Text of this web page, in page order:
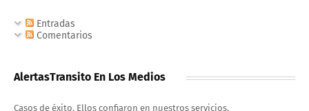
Entradas
Comentarios
AlertasTransito En Los Medios
Casos de éxito. Ellos confiaron en nuestros servicios.